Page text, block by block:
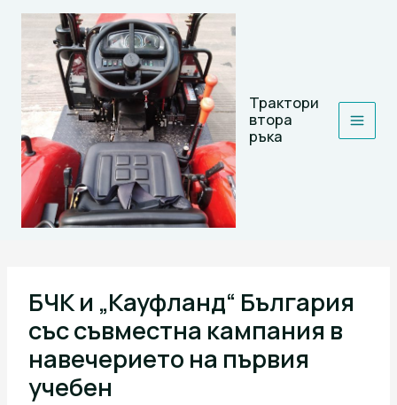
Skip
Трактори
втора
ръка
БЧК и „Кауфланд“ България
със съвместна кампания в
навечерието на първия
учебен